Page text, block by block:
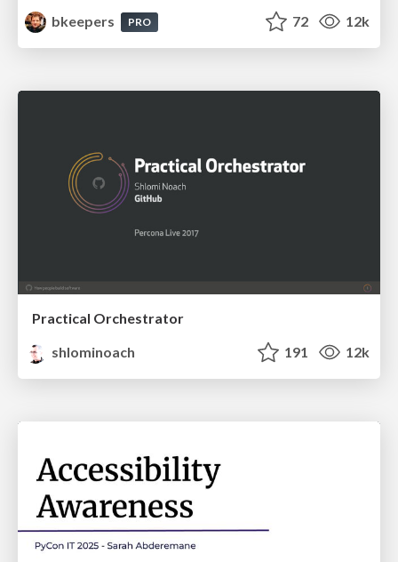
bkeepers
PRO 72 12k
Practical Orchestrator
shlominoach
191 12k